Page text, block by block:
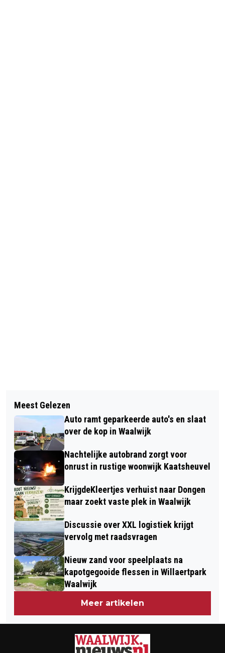
SEP BIERKENS NIEUWE HEAD OF
PERFORMANCE BIJ RKC WAALWIJK
MEERKAMPFINALE IN PRINSENBEEK
LEVERT LEERZAME ERVARING OP
VOOR LOTTE EN ILVY
Meest Gelezen
Auto ramt geparkeerde auto's en slaat
over de kop in Waalwijk
Nachtelijke autobrand zorgt voor
onrust in rustige woonwijk Kaatsheuvel
KrijgdeKleertjes verhuist naar Dongen
maar zoekt vaste plek in Waalwijk
Discussie over XXL logistiek krijgt
vervolg met raadsvragen
Nieuw zand voor speelplaats na
kapotgegooide flessen in Willaertpark
Waalwijk
Meer artikelen